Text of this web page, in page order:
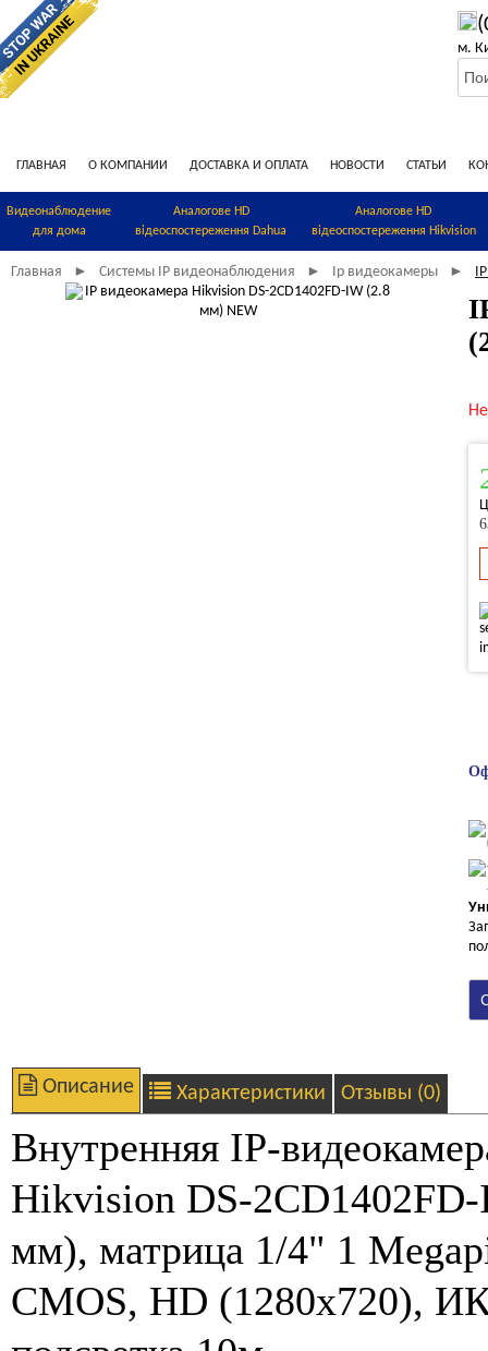
м.
ГЛАВНАЯ О КОМПАНИИ ДОСТАВКА И ОПЛАТА НОВОСТИ СТАТЬИ
Видеонаблюдение
для дома
Аналогове HD
відеоспостереження Dahua
Аналогове HD
відеоспостереження Hikvision
Главная ► Системы IP видеонаблюдения ► Ip видеокамеры ►
Описание Характеристики Отзывы (0)
Внутренняя IP-
Hikvision DS-
мм), матрица 1/4" 1
CMOS, HD (1280x720),